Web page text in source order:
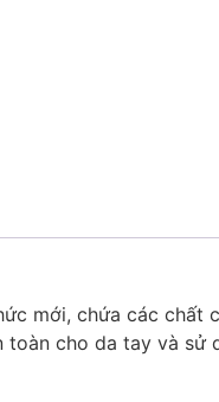
mới, chứa các
toàn cho da tay và